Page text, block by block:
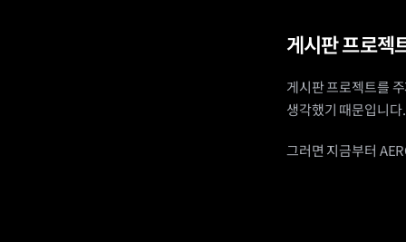
게시판 프로젝
게시판 프로젝트를
생각했기 때문입니다.
그러면 지금부터